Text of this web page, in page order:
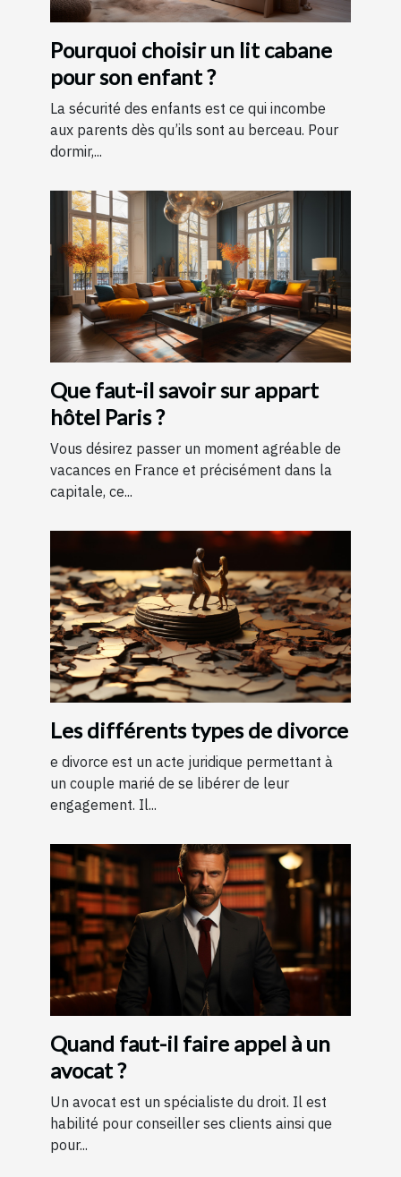
Pourquoi choisir un lit cabane
pour son enfant ?
La sécurité des enfants est ce qui incombe
aux parents dès qu’ils sont au berceau. Pour
dormir,...
Que faut-il savoir sur appart
hôtel Paris ?
Vous désirez passer un moment agréable de
vacances en France et précisément dans la
capitale, ce...
Les différents types de divorce
e divorce est un acte juridique permettant à
un couple marié de se libérer de leur
engagement. Il...
Quand faut-il faire appel à un
avocat ?
Un avocat est un spécialiste du droit. Il est
habilité pour conseiller ses clients ainsi que
pour...